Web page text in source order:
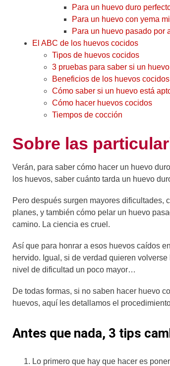
Para un huevo duro
Para un huevo con yema
Para un huevo pasado por
El ABC de los huevos cocidos
Tipos de huevos cocidos
3 pruebas para saber si un
Beneficios de los huevos cocidos
Cómo saber si un huevo está
Cómo hacer huevos cocidos
Tiempos de cocción
Sobre las
Verán, para saber cómo hacer un huevo
los huevos, saber cuánto tarda un huevo
Pero después surgen mayores dificultades,
planes, y también cómo pelar un huevo
camino. La ciencia es cruel.
Así que para honrar a esos huevos caídos
hervido. Igual, si de verdad quieren
nivel de dificultad un poco mayor…
De todas formas, si no saben hacer huevo
huevos, aquí les detallamos el
Antes que nada, 3 tips
Lo primero que hay que hacer es